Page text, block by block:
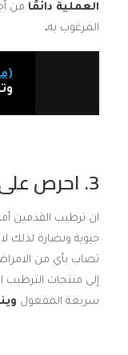
العملية دائمًا من
المرغوب به.
3. احرص
ان ترطيب القدمين
حيوية ونضارة لذلك
تصاب بأي من
إلى منتجات الترطيب
سريعة المفعول